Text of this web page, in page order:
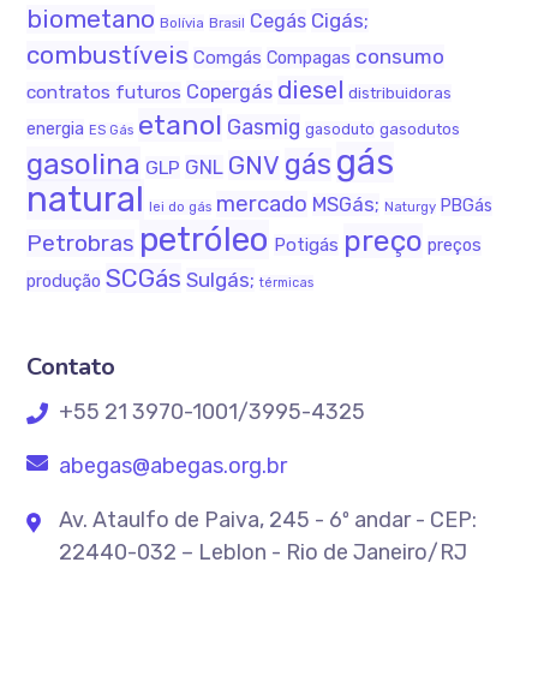
biometano Bolívia Brasil Cegás Cigás;
combustíveis Comgás Compagas consumo
contratos futuros Copergás diesel distribuidoras
energia ES Gás etanol Gasmig gasoduto gasodutos
gasolina GLP GNL GNV gás gás
natural lei do gás mercado MSGás; Naturgy PBGás
Petrobras petróleo Potigás preço preços
produção SCGás Sulgás; térmicas
Contato
+55 21 3970-1001/3995-4325
abegas@abegas.org.br
Av. Ataulfo de Paiva, 245 - 6º andar - CEP:
22440-032 – Leblon - Rio de Janeiro/RJ